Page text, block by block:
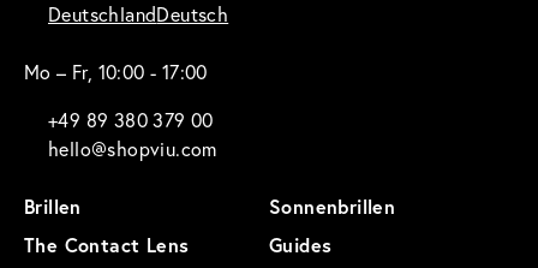
DeutschlandDeutsch
Mo – Fr, 10:00 - 17:00
+49 89 380 379 00
hello@shopviu.com
Brillen
Sonnenbrillen
The Contact Lens
Guides